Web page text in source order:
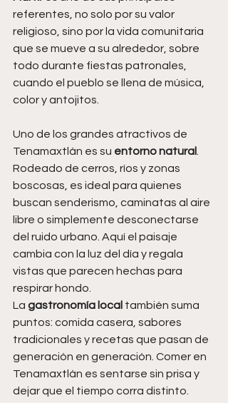
referentes, no solo por su valor
religioso, sino por la vida comunitaria
que se mueve a su alrededor, sobre
todo durante fiestas patronales,
cuando el pueblo se llena de música,
color y antojitos.
Uno de los grandes atractivos de
Tenamaxtlán es su entorno natural.
Rodeado de cerros, ríos y zonas
boscosas, es ideal para quienes
buscan senderismo, caminatas al aire
libre o simplemente desconectarse
del ruido urbano. Aquí el paisaje
cambia con la luz del día y regala
vistas que parecen hechas para
respirar hondo.
La gastronomía local también suma
puntos: comida casera, sabores
tradicionales y recetas que pasan de
generación en generación. Comer en
Tenamaxtlán es sentarse sin prisa y
dejar que el tiempo corra distinto.